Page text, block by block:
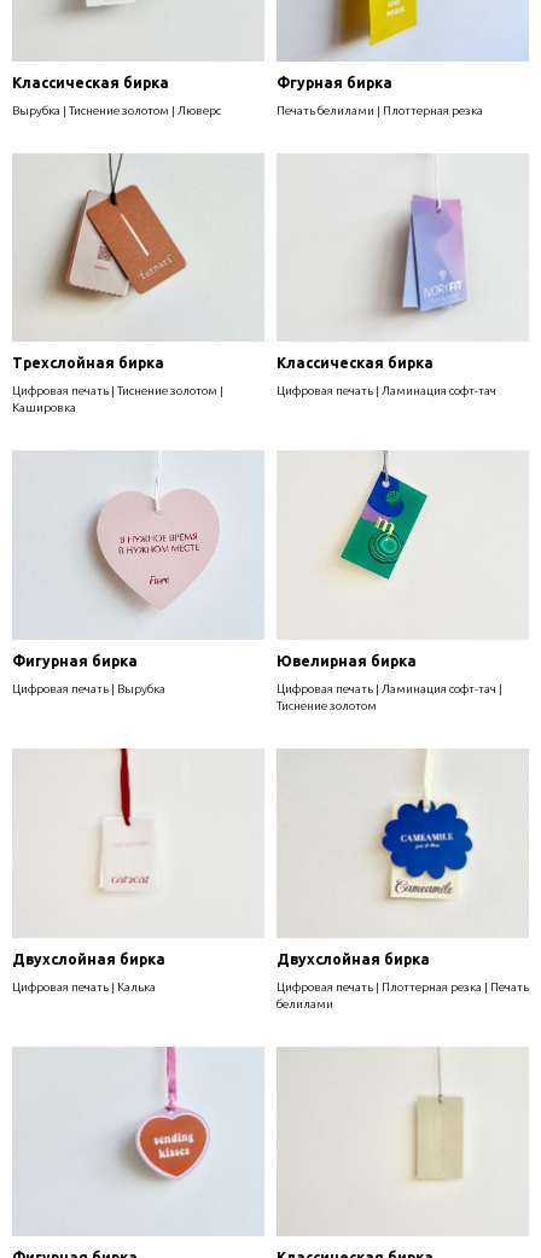
Классическая бирка
Вырубка | Тиснение золотом | Люверс
Фгурная бирка
Печать белилами | Плоттерная резка
Трехслойная бирка
Цифровая печать | Тиснение золотом |
Кашировка
Классическая бирка
Цифровая печать | Ламинация софт-тач
Фигурная бирка
Цифровая печать | Вырубка
Ювелирная бирка
Цифровая печать | Ламинация софт-тач |
Тиснение золотом
Двухслойная бирка
Цифровая печать | Калька
Двухслойная бирка
Цифровая печать | Плоттерная резка | Печать
белилами